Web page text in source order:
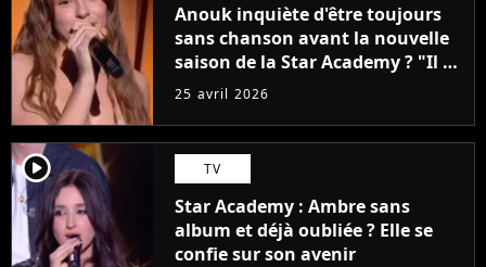
Anouk inquiète d'être toujours
sans chanson avant la nouvelle
saison de la Star Academy ? "Il y
a quand même une pression"
25 avril 2026
player2 TV
Star Academy : Ambre sans
album et déjà oubliée ? Elle se
confie sur son avenir